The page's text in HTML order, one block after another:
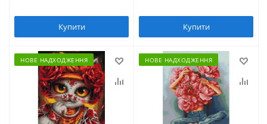
Купити Купити
НОВЕ НАДХОДЖЕННЯ НОВЕ НАДХОДЖЕННЯ